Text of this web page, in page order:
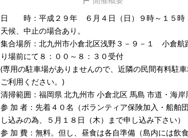
日 時：平成２９年 ６月４日（日）９時～１５
天候、中止の場合あり。
集合場所：北九州市小倉北区浅野３－９－１ 小倉航
り場前にて８：００～８：３０受付
(専用の駐車場がありませんので、近隣の民間有料駐
ご利用ください。)
清掃範囲：福岡県 北九州市 小倉北区 馬島 市道・海岸
参 加 者：先着４０名（ボランティア保険加入・船舶
し込みの為、５月１８日（木）まで申し込み下さい）
参 加 費：無料。但し、昼食は各自準備（島内には飲